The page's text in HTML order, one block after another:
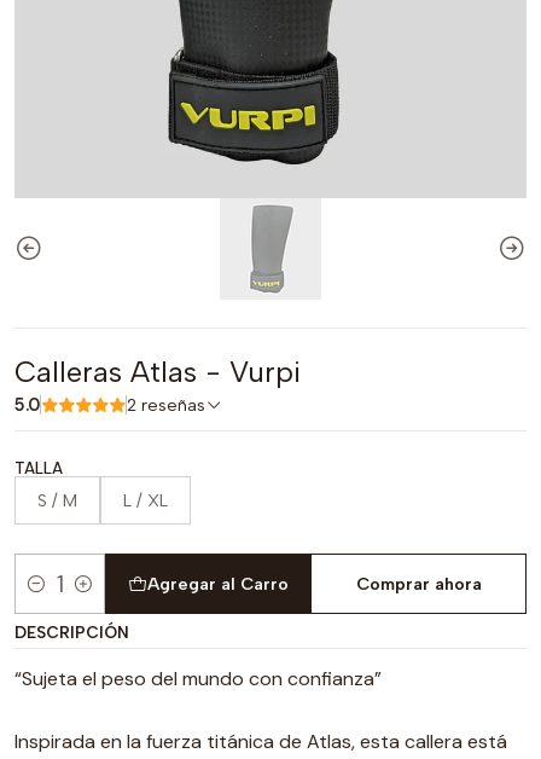
Calleras Atlas - Vurpi
5.0 2 reseñas
TALLA
S / M L / XL
Cantidad
Agregar al Carro Comprar ahora
DESCRIPCIÓN
“Sujeta el peso del mundo con confianza”
Inspirada en la fuerza titánica de Atlas, esta callera está